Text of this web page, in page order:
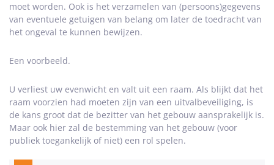
moet worden. Ook is het verzamelen van (persoons)gegevens
van eventuele getuigen van belang om later de toedracht van
het ongeval te kunnen bewijzen.
Een voorbeeld.
U verliest uw evenwicht en valt uit een raam. Als blijkt dat het
raam voorzien had moeten zijn van een uitvalbeveiliging, is
de kans groot dat de bezitter van het gebouw aansprakelijk is.
Maar ook hier zal de bestemming van het gebouw (voor
publiek toegankelijk of niet) een rol spelen.